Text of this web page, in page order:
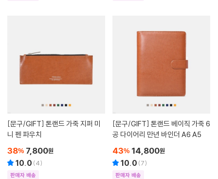
[문구/GIFT]
니 펜 파우치
38% 7,800원
10.0 (4)
판매자 배송
[문구/GIFT]
공 다이어리 만년 바인더 A6 A5
43% 14,800원
10.0 (7)
판매자 배송